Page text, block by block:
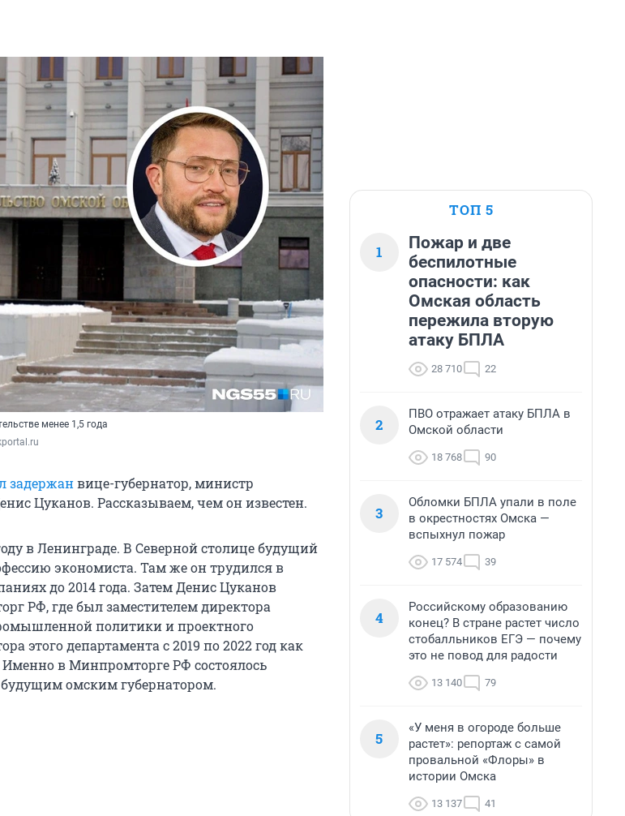
менее 1,5 года
задержанвице-губернатор, министр
Цуканов. Рассказываем, чем он известен.
в Ленинграде. В Северной столице будущий
экономиста. Там же он трудился в
до 2014 года. Затем Денис Цуканов
РФ, где был заместителем директора
политики и проектного
этого департамента с 2019 по 2022 год как
в Минпромторге РФ состоялось
омским губернатором.
ТОП 5
1
Пожар и две
беспилотные
опасности: как
Омская область
пережила вторую
атаку БПЛА
28 710 22
2
ПВО отражает атаку БПЛА в
Омской области
18 768 90
3
Обломки БПЛА упали в поле
в окрестностях Омска —
вспыхнул пожар
17 574 39
4
Российскому образованию
конец? В стране растет число
стобалльников ЕГЭ — почему
это не повод для радости
13 140 79
5
«У меня в огороде больше
растет»: репортаж с самой
провальной «Флоры» в
истории Омска
13 137 41